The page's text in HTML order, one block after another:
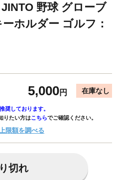
野球 グローブ
ホルダー ゴルフ：
5,000円 在庫なし
奨しております。
りたい方はこちらでご確認ください。
上限額を調べる
切れ